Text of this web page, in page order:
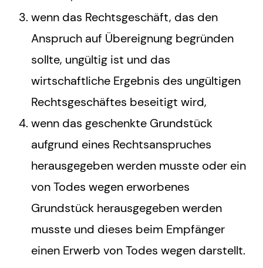
wenn das Rechtsgeschäft, das den
Anspruch auf Übereignung begründen
sollte, ungültig ist und das
wirtschaftliche Ergebnis des ungültigen
Rechtsgeschäftes beseitigt wird,
wenn das geschenkte Grundstück
aufgrund eines Rechtsanspruches
herausgegeben werden musste oder ein
von Todes wegen erworbenes
Grundstück herausgegeben werden
musste und dieses beim Empfänger
einen Erwerb von Todes wegen darstellt.